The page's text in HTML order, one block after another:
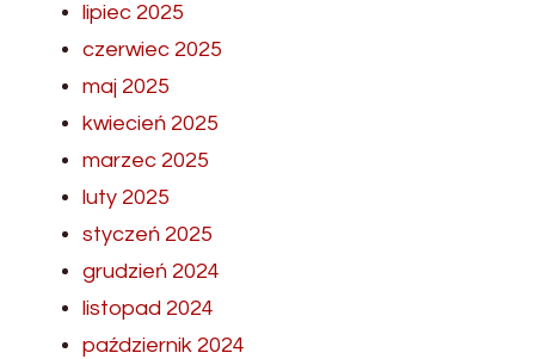
lipiec 2025
czerwiec 2025
maj 2025
kwiecień 2025
marzec 2025
luty 2025
styczeń 2025
grudzień 2024
listopad 2024
październik 2024